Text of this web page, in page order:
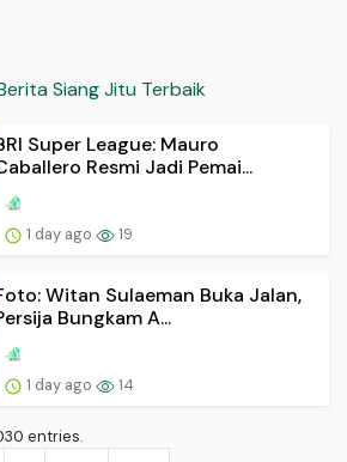
Siang Jitu Terbaik
Super League: Mauro
Resmi Jadi Pemai...
1 day ago 19
Witan Sulaeman Buka Jalan,
Bungkam A...
1 day ago 14
entries.